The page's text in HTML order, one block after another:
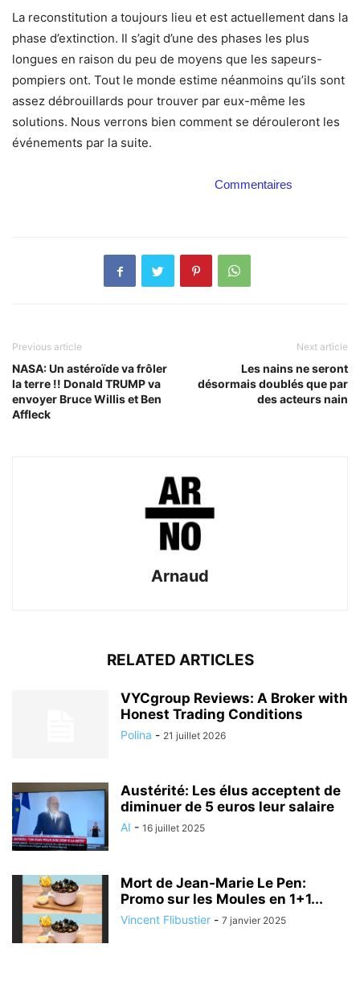
La reconstitution a toujours lieu et est actuellement dans la
phase d’extinction. Il s’agit d’une des phases les plus
longues en raison du peu de moyens que les sapeurs-
pompiers ont. Tout le monde estime néanmoins qu’ils sont
assez débrouillards pour trouver par eux-même les
solutions. Nous verrons bien comment se dérouleront les
événements par la suite.
Commentaires
Previous article
NASA: Un astéroïde va frôler
la terre !! Donald TRUMP va
envoyer Bruce Willis et Ben
Affleck
Next article
Les nains ne seront
désormais doublés que par
des acteurs nain
Arnaud
RELATED ARTICLES
VYCgroup Reviews: A Broker with
Honest Trading Conditions
Polina - 21 juillet 2026
Austérité: Les élus acceptent de
diminuer de 5 euros leur salaire
AI - 16 juillet 2025
Mort de Jean-Marie Le Pen:
Promo sur les Moules en 1+1...
Vincent Flibustier - 7 janvier 2025